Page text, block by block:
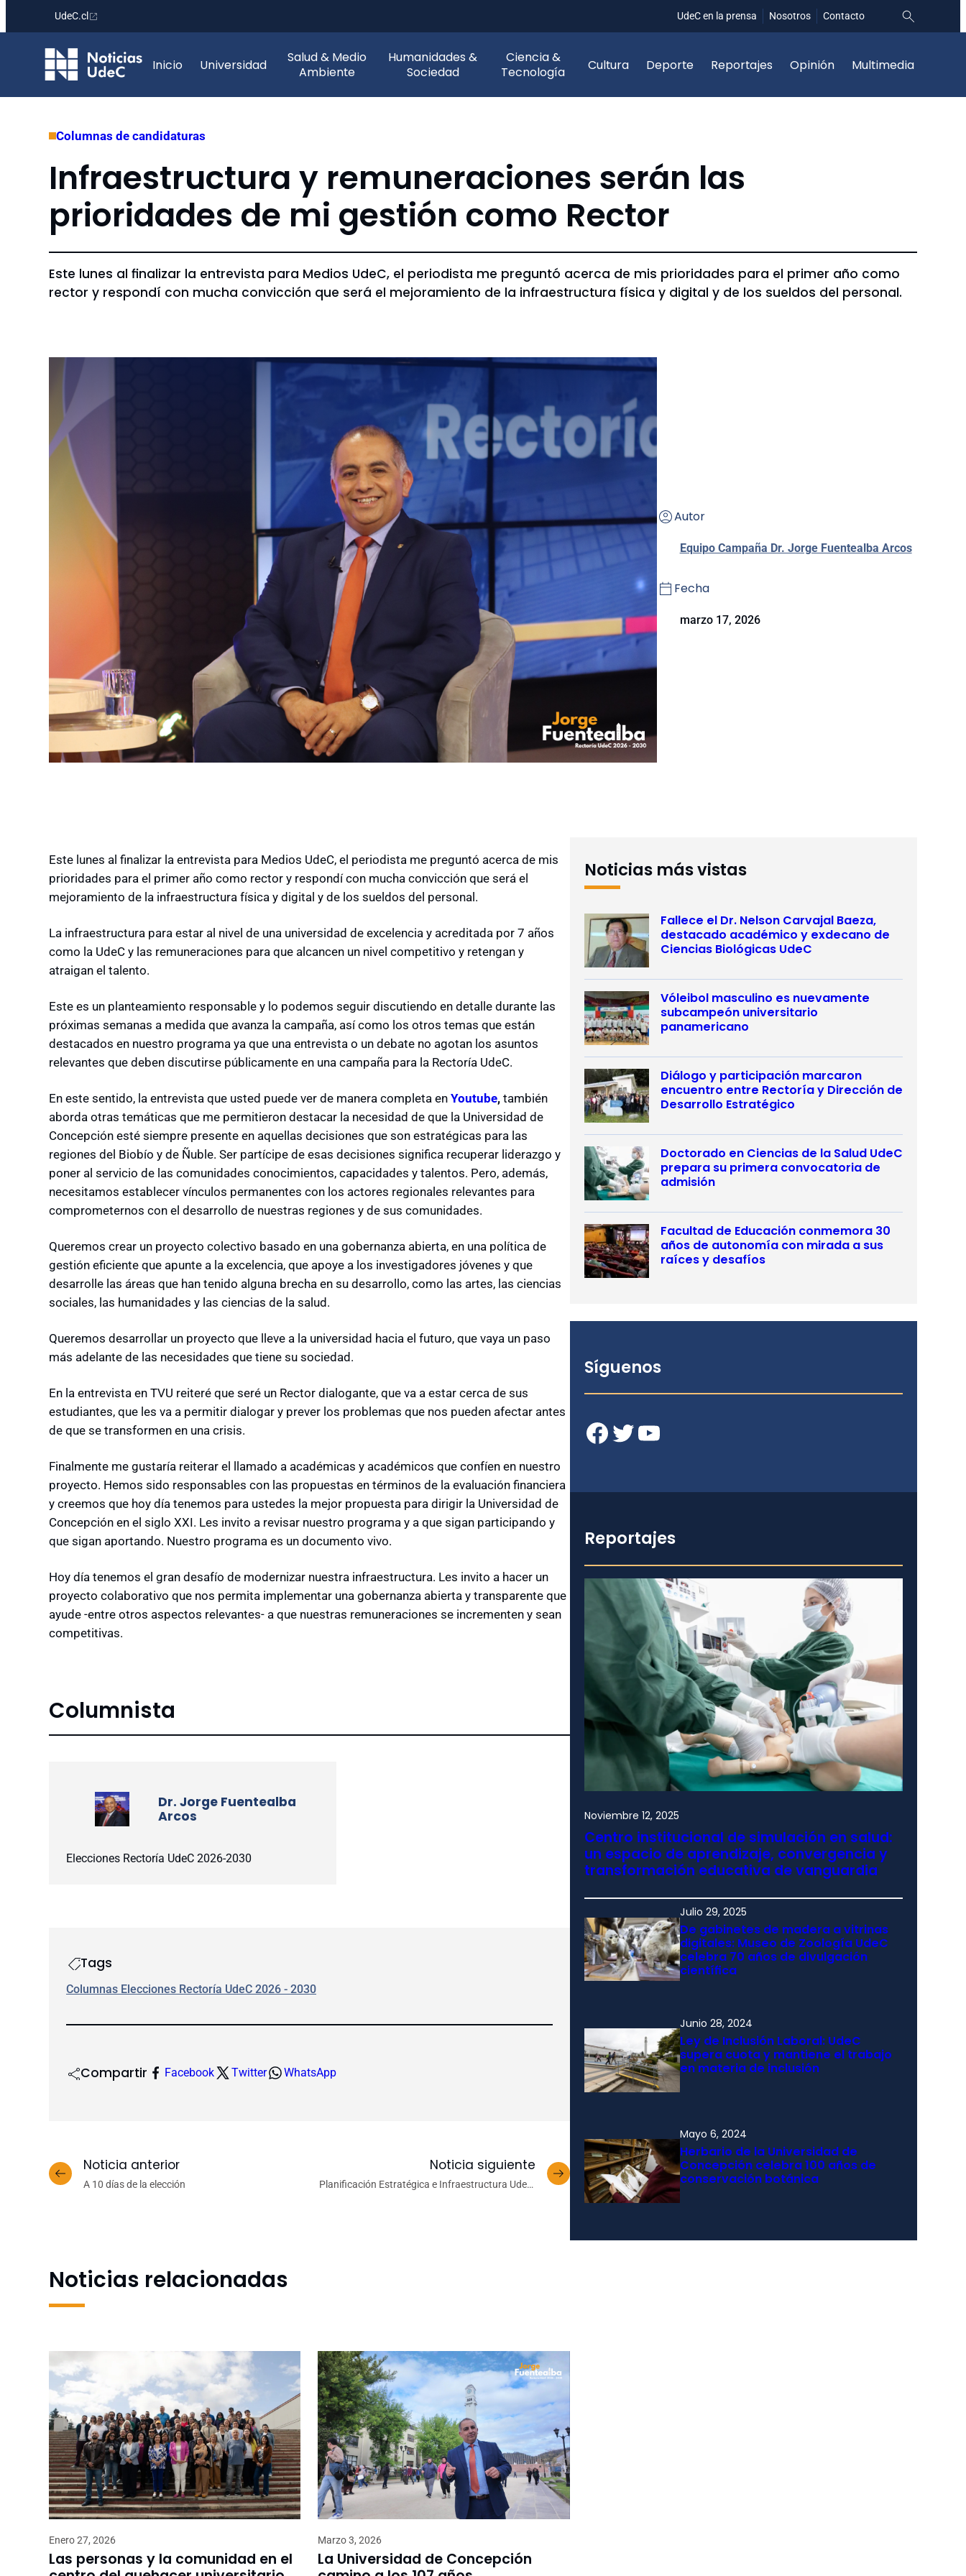
contenido
UdeC.cl UdeC en la prensa Nosotros Contacto
Inicio Universidad
Salud & Medio
Ambiente
Humanidades &
Sociedad
Ciencia &
Tecnología
Cultura Deporte Reportajes Opinión Multimedia
Columnas de candidaturas
Infraestructura y remuneraciones serán las
prioridades de mi gestión como Rector
Este lunes al finalizar la entrevista para Medios UdeC, el periodista me preguntó acerca de mis prioridades para el primer año como
rector y respondí con mucha convicción que será el mejoramiento de la infraestructura física y digital y de los sueldos del personal.
Autor
Equipo Campaña Dr. Jorge Fuentealba Arcos
Fecha
marzo 17, 2026
Este lunes al finalizar la entrevista para Medios UdeC, el periodista me preguntó acerca de mis
prioridades para el primer año como rector y respondí con mucha convicción que será el
mejoramiento de la infraestructura física y digital y de los sueldos del personal.
La infraestructura para estar al nivel de una universidad de excelencia y acreditada por 7 años
como la UdeC y las remuneraciones para que alcancen un nivel competitivo y retengan y
atraigan el talento.
Este es un planteamiento responsable y lo podemos seguir discutiendo en detalle durante las
próximas semanas a medida que avanza la campaña, así como los otros temas que están
destacados en nuestro programa ya que una entrevista o un debate no agotan los asuntos
relevantes que deben discutirse públicamente en una campaña para la Rectoría UdeC.
En este sentido, la entrevista que usted puede ver de manera completa en Youtube, también
aborda otras temáticas que me permitieron destacar la necesidad de que la Universidad de
Concepción esté siempre presente en aquellas decisiones que son estratégicas para las
regiones del Biobío y de Ñuble. Ser partícipe de esas decisiones significa recuperar liderazgo y
poner al servicio de las comunidades conocimientos, capacidades y talentos. Pero, además,
necesitamos establecer vínculos permanentes con los actores regionales relevantes para
comprometernos con el desarrollo de nuestras regiones y de sus comunidades.
Queremos crear un proyecto colectivo basado en una gobernanza abierta, en una política de
gestión eficiente que apunte a la excelencia, que apoye a los investigadores jóvenes y que
desarrolle las áreas que han tenido alguna brecha en su desarrollo, como las artes, las ciencias
sociales, las humanidades y las ciencias de la salud.
Queremos desarrollar un proyecto que lleve a la universidad hacia el futuro, que vaya un paso
más adelante de las necesidades que tiene su sociedad.
En la entrevista en TVU reiteré que seré un Rector dialogante, que va a estar cerca de sus
estudiantes, que les va a permitir dialogar y prever los problemas que nos pueden afectar antes
de que se transformen en una crisis.
Finalmente me gustaría reiterar el llamado a académicas y académicos que confíen en nuestro
proyecto. Hemos sido responsables con las propuestas en términos de la evaluación financiera
y creemos que hoy día tenemos para ustedes la mejor propuesta para dirigir la Universidad de
Concepción en el siglo XXI. Les invito a revisar nuestro programa y a que sigan participando y
que sigan aportando. Nuestro programa es un documento vivo.
Hoy día tenemos el gran desafío de modernizar nuestra infraestructura. Les invito a hacer un
proyecto colaborativo que nos permita implementar una gobernanza abierta y transparente que
ayude -entre otros aspectos relevantes- a que nuestras remuneraciones se incrementen y sean
competitivas.
Columnista
Dr. Jorge Fuentealba
Arcos
Elecciones Rectoría UdeC 2026-2030
Tags
Columnas Elecciones Rectoría UdeC 2026 - 2030
Compartir Facebook Twitter WhatsApp
Noticia anterior
A 10 días de la elección
Noticia siguiente
Planificación Estratégica e Infraestructura UdeC:
Noticias relacionadas
Enero 27, 2026
Las personas y la comunidad en el
Marzo 3, 2026
La Universidad de Concepción
Noticias más vistas
Fallece el Dr. Nelson Carvajal Baeza,
destacado académico y exdecano de
Ciencias Biológicas UdeC
Vóleibol masculino es nuevamente
subcampeón universitario
panamericano
Diálogo y participación marcaron
encuentro entre Rectoría y Dirección de
Desarrollo Estratégico
Doctorado en Ciencias de la Salud UdeC
prepara su primera convocatoria de
admisión
Facultad de Educación conmemora 30
años de autonomía con mirada a sus
raíces y desafíos
Síguenos
Facebook Twitter YouTube
Reportajes
Noviembre 12, 2025
Centro institucional de simulación en salud:
un espacio de aprendizaje, convergencia y
transformación educativa de vanguardia
Julio 29, 2025
De gabinetes de madera a vitrinas
digitales: Museo de Zoología UdeC
celebra 70 años de divulgación
científica
Junio 28, 2024
Ley de Inclusión Laboral: UdeC
supera cuota y mantiene el trabajo
en materia de inclusión
Mayo 6, 2024
Herbario de la Universidad de
Concepción celebra 100 años de
conservación botánica